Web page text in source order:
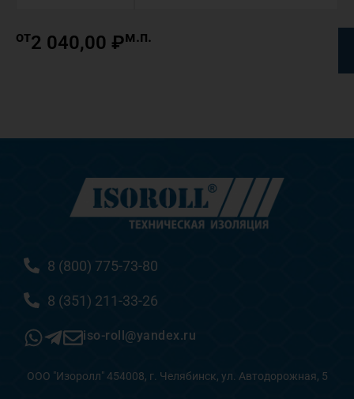
от2 040,00 ₽м.п.
8 (800) 775-73-80
8 (351) 211-33-26
iso-roll@yandex.ru
ООО "Изоролл" 454008, г. Челябинск, ул. Автодорожная, 5